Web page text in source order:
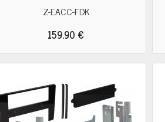
Z-EACC-FDK
159.90 €